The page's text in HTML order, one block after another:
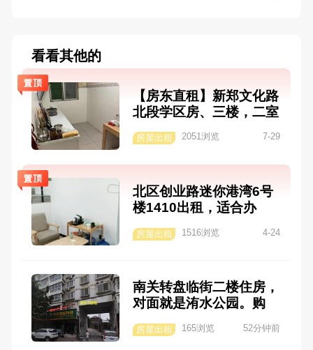
看看其他的
【房东直租】新郑文化路
北段学区房、三楼，二室
齐全，采光良好，距离苑
上学不用远行，陪读首
选！电话：1593902789
房屋出租 2051浏览 7-29
北区创业路迷你港湾6号
楼1410出租，适合办
楼车位，楼上也可居住。
房屋出租 1516浏览 4-24
南关转盘临街二楼住房，
对面就是洧水公园。购
入住，随时可以看房。
房屋出租 165浏览 52分钟前